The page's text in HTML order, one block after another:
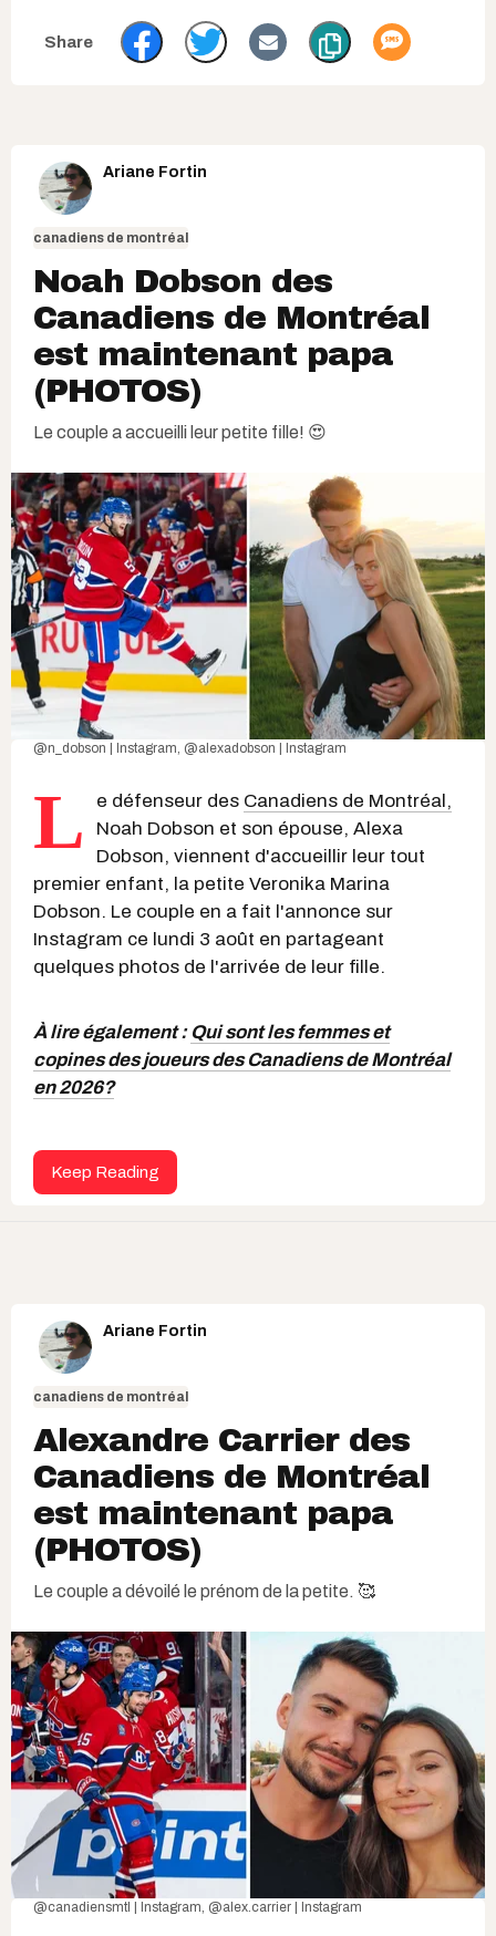
Ariane Fortin
canadiens de montréal
Noah Dobson des
Canadiens de Montréal
est maintenant papa
(PHOTOS)
Le couple a accueilli leur petite fille! 😍
@n_dobson | Instagram @alexadobson | Instagram
L e défenseur des Canadiens de Montréal,
Noah Dobson et son épouse, Alexa
Dobson, viennent d'accueillir leur tout
premier enfant, la petite Veronika Marina
Dobson. Le couple en a fait l'annonce sur
Instagram ce lundi 3 août en partageant
quelques photos de l'arrivée de leur fille.
À lire également : Qui sont les femmes et
copines des joueurs des Canadiens de Montréal
en 2026?
Keep Reading
Ariane Fortin
canadiens de montréal
Alexandre Carrier des
Canadiens de Montréal
est maintenant papa
(PHOTOS)
Le couple a dévoilé le prénom de la petite. 🥰
@canadiensmtl | Instagram @alex.carrier | Instagram